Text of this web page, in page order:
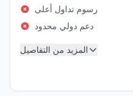
رسوم تداول أعلى
دعم دولي محدود
المزيد من التفاصيل